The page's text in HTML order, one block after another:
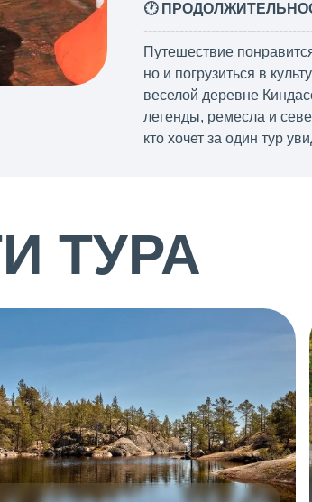
🕐
Путешествие
но и погрузиться в
веселой деревне
легенды, ремесла и
кто хочет за один тур
ТУРА